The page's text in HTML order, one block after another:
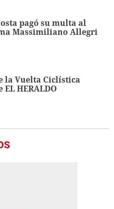
pagó su multa al
Massimiliano Allegri
la Vuelta Ciclística
HERALDO